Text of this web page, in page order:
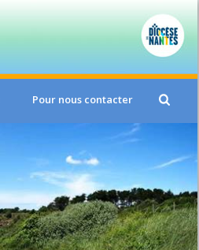
Pour nous contacter